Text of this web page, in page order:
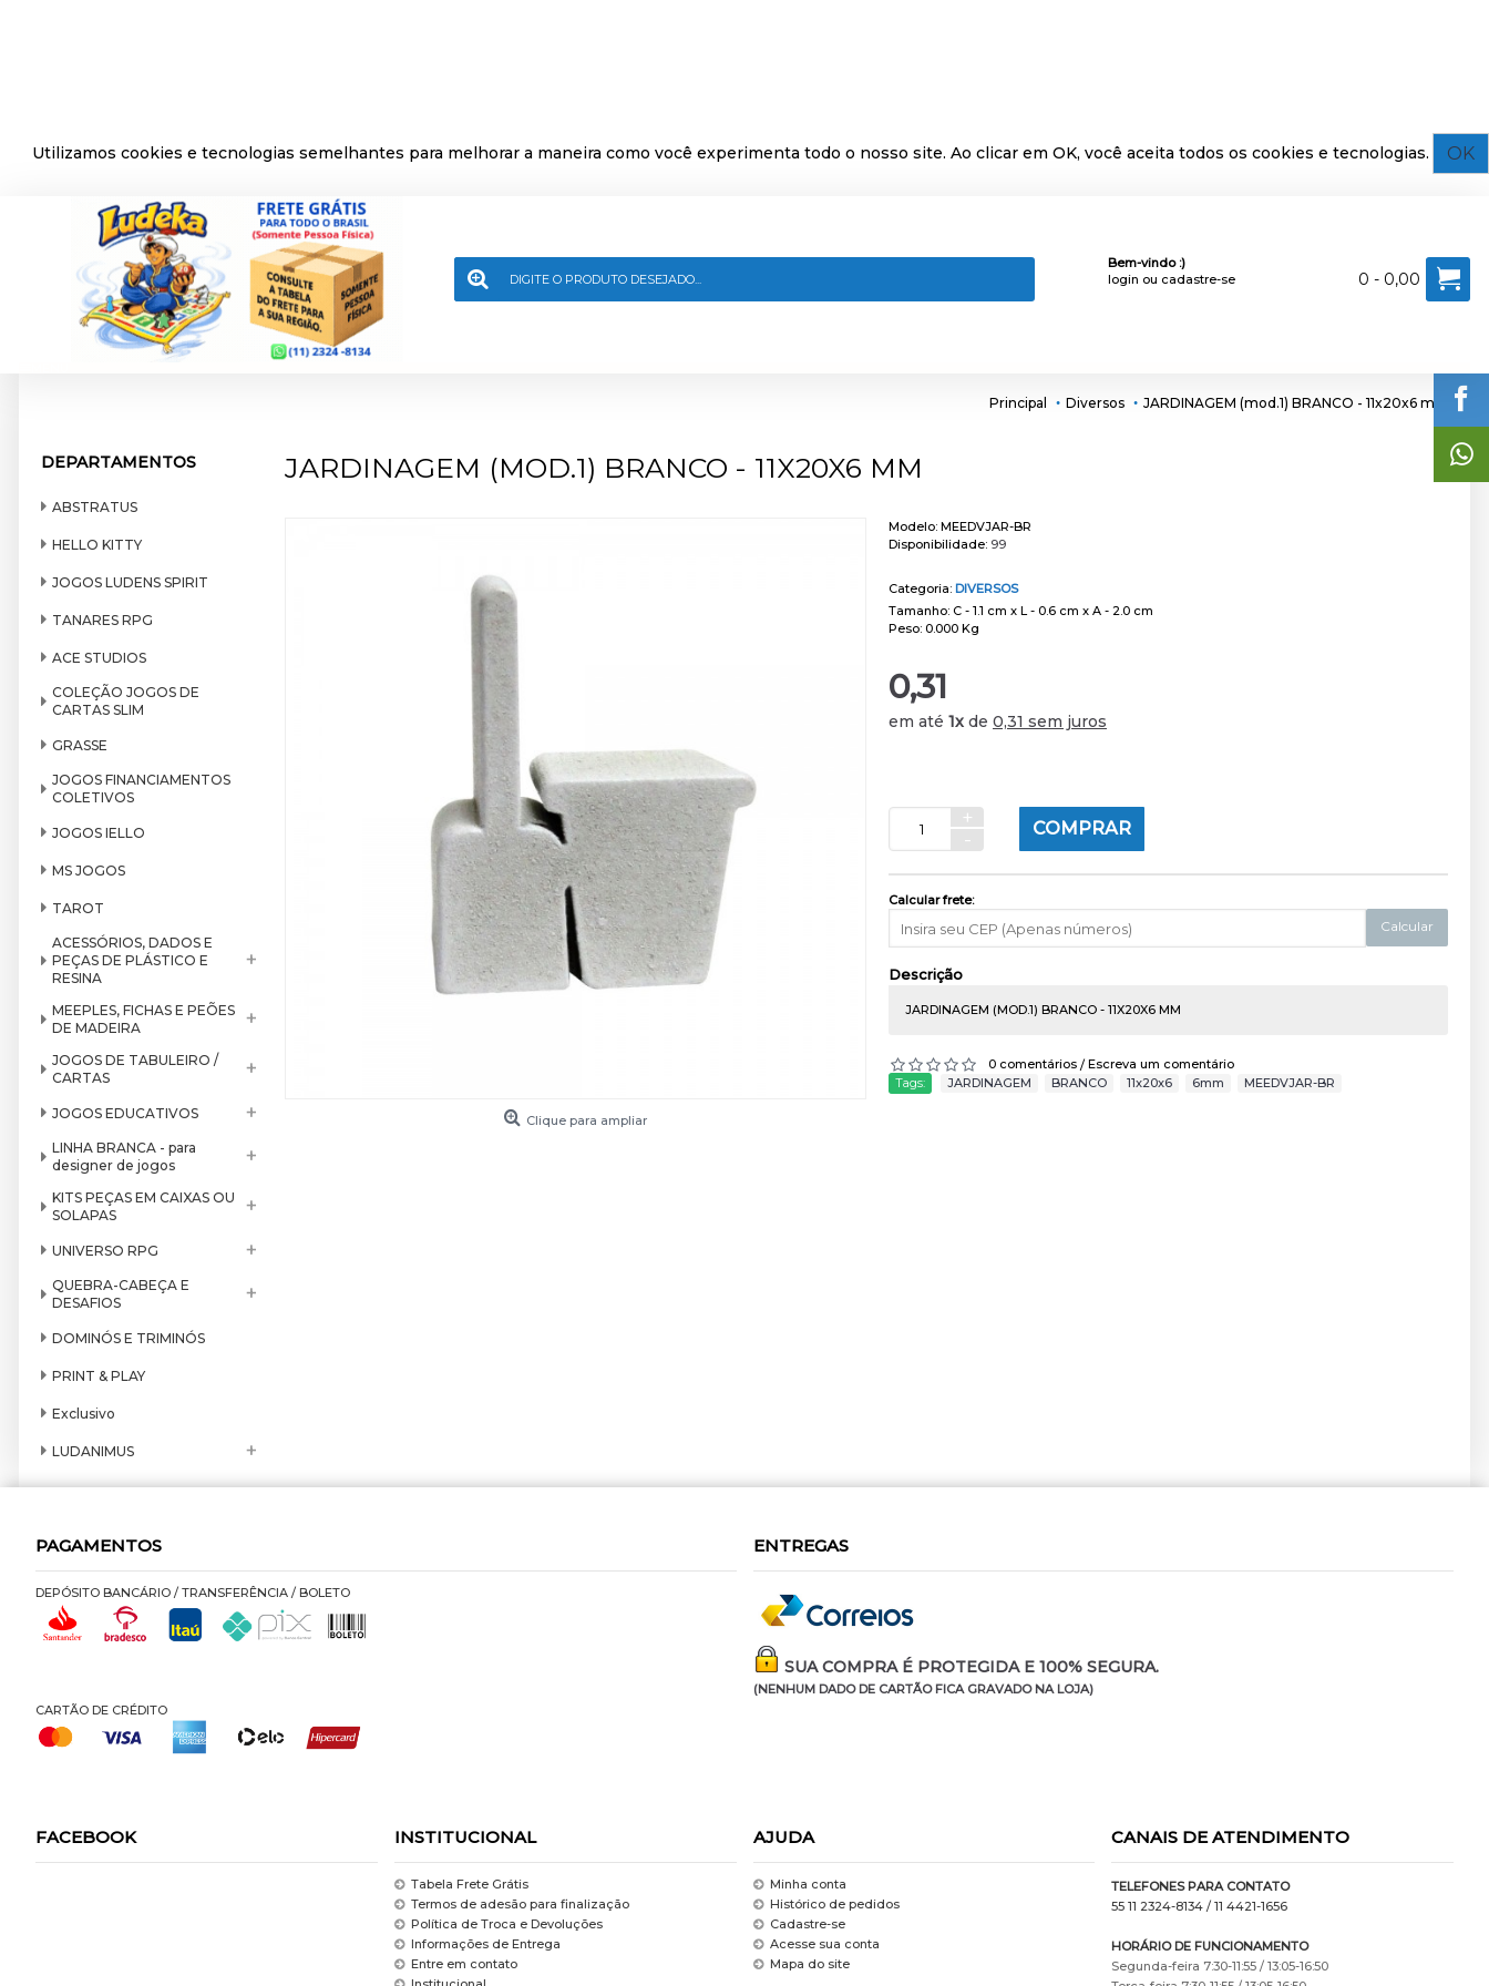
Utilizamos cookies e tecnologias semelhantes para melhorar a maneira como você experimenta todo o nosso site. Ao clicar em OK, você aceita todos os cookies e tecnologias. OK
Bem-vindo :)
login ou cadastre-se 0 - 0,00
Principal Diversos JARDINAGEM (mod.1) BRANCO - 11x20x6 mm
DEPARTAMENTOS
ABSTRATUS
HELLO KITTY
JOGOS LUDENS SPIRIT
TANARES RPG
ACE STUDIOS
COLEÇÃO JOGOS DE
CARTAS SLIM
GRASSE
JOGOS FINANCIAMENTOS
COLETIVOS
JOGOS IELLO
MS JOGOS
TAROT
ACESSÓRIOS, DADOS E
PEÇAS DE PLÁSTICO E
RESINA
+
MEEPLES, FICHAS E PEÕES
DE MADEIRA
+
JOGOS DE TABULEIRO /
CARTAS
+
JOGOS EDUCATIVOS +
LINHA BRANCA - para
designer de jogos
+
KITS PEÇAS EM CAIXAS OU
SOLAPAS
+
UNIVERSO RPG +
QUEBRA-CABEÇA E
DESAFIOS
+
DOMINÓS E TRIMINÓS
PRINT & PLAY
Exclusivo
LUDANIMUS +
JARDINAGEM (MOD.1) BRANCO - 11X20X6 MM
Clique para ampliar
Modelo: MEEDVJAR-BR
Disponibilidade: 99
Categoria: DIVERSOS
Tamanho: C - 1.1 cm x L - 0.6 cm x A - 2.0 cm
Peso: 0.000 Kg
0,31
em até 1x de 0,31 sem juros
+
-
COMPRAR
Calcular frete:
Calcular
Descrição
JARDINAGEM (MOD.1) BRANCO - 11X20X6 MM
0 comentários / Escreva um comentário
Tags:
JARDINAGEM BRANCO 11x20x6 6mm MEEDVJAR-BR
PAGAMENTOS
DEPÓSITO BANCÁRIO / TRANSFERÊNCIA / BOLETO
CARTÃO DE CRÉDITO
ENTREGAS
SUA COMPRA É PROTEGIDA E 100% SEGURA.
(NENHUM DADO DE CARTÃO FICA GRAVADO NA LOJA)
FACEBOOK INSTITUCIONAL
Tabela Frete Grátis
Termos de adesão para finalização
Política de Troca e Devoluções
Informações de Entrega
Entre em contato
AJUDA
Minha conta
Histórico de pedidos
Cadastre-se
Acesse sua conta
Mapa do site
CANAIS DE ATENDIMENTO
TELEFONES PARA CONTATO
55 11 2324-8134 / 11 4421-1656
HORÁRIO DE FUNCIONAMENTO
Segunda-feira 7:30-11:55 / 13:05-16:50